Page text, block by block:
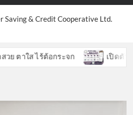
Saving & Credit Cooperative Ltd.
ใส ไร้ต้อกระจก เปิดตัวฟีเจอร์ใ